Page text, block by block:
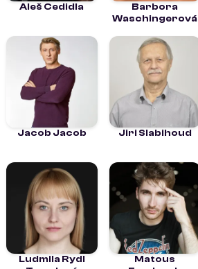
Aleš Cedidla
Barbora
Waschingerová
Jacob Jacob Jiri Slabihoud
Ludmila Rydl
Matous